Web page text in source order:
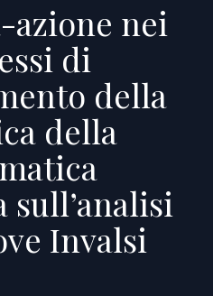
azione nei
di
della
della
Invalsi